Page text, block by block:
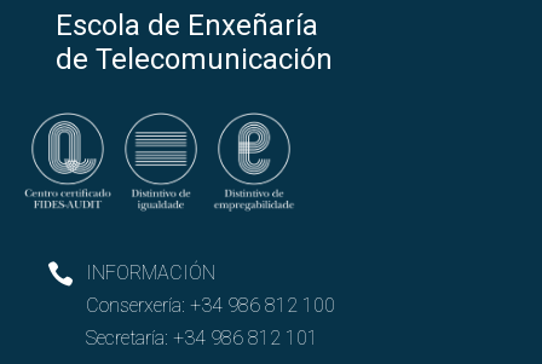
Escola de Enxeñaría
de Telecomunicación
INFORMACIÓN
Conserxería: +34 986 812 100
Secretaría: +34 986 812 101